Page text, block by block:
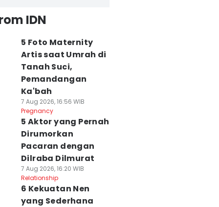
IDN
5 Foto Maternity
Artis saat Umrah di
Tanah Suci,
Pemandangan
Ka'bah
7 Aug 2026, 16:56 WIB
Pregnancy
5 Aktor yang Pernah
Dirumorkan
Pacaran dengan
Dilraba Dilmurat
7 Aug 2026, 16:20 WIB
Relationship
6 Kekuatan Nen
yang Sederhana